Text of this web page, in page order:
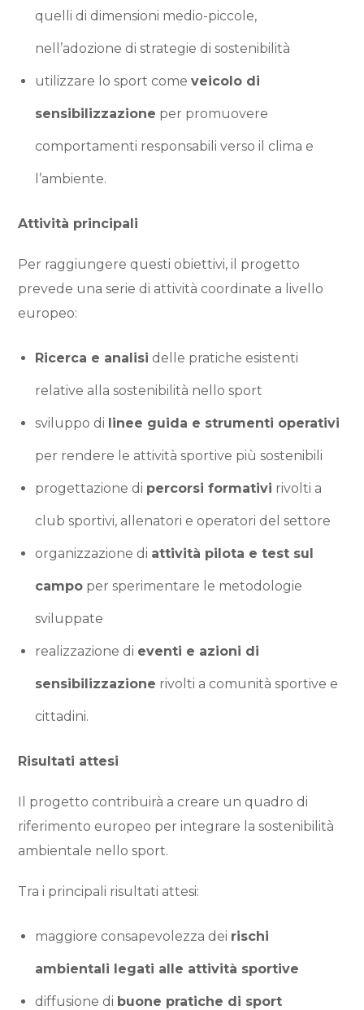
quelli di dimensioni medio-piccole,
nell’adozione di strategie di sostenibilità
utilizzare lo sport comeveicolo di
sensibilizzazione per promuovere
comportamenti responsabili verso il clima e
l’ambiente.
Attività principali
Per raggiungere questi obiettivi, il progetto
prevede una serie di attività coordinate a livello
europeo:
Ricerca e analisi delle pratiche esistenti
relative alla sostenibilità nello sport
sviluppo di linee guida e strumenti operativi
per rendere le attività sportive più sostenibili
progettazione di percorsi formativi rivolti a
club sportivi, allenatori e operatori del settore
organizzazione di attività pilota e test sul
campo per sperimentare le metodologie
sviluppate
realizzazione di eventi e azioni di
sensibilizzazione rivolti a comunità sportive e
cittadini.
Risultati attesi
Il progetto contribuirà a creare un quadro di
riferimento europeo per integrare la sostenibilità
ambientale nello sport.
Tra i principali risultati attesi:
maggiore consapevolezza dei rischi
ambientali legati alle attività sportive
diffusione di buone pratiche di sport